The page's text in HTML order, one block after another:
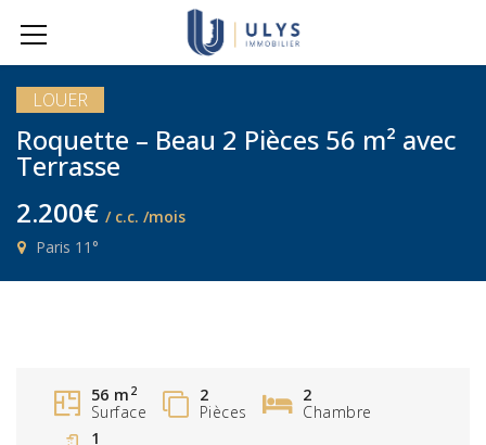
LOUER
Roquette – Beau 2 Pièces 56 m² avec
Terrasse
2.200€ / c.c. /mois
Paris 11°
56 m 2
Surface
2
Pièces
2
Chambre
1